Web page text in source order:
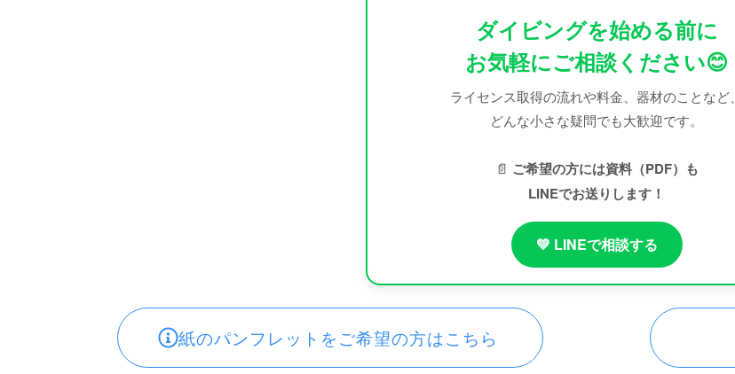
ダイビングを始める前に
お気軽にご相談ください😊
ライセンス取得の流れや料金、器材のことなど、
どんな小さな疑問でも大歓迎です。
📄 ご希望の方には資料（PDF）も
LINEでお送りします！
💚 LINEで相談する
紙のパンフレットをご希望の方はこちら